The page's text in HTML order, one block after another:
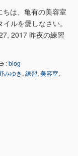
は、亀有の美容室
ルを愛しなさい。
2017 昨夜の練習
:blog
みゆき, 練習, 美容室,